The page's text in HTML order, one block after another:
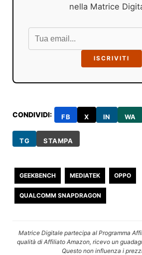
nella Matrice
ISCRIVITI
CONDIVIDI: FB X IN WA
TG STAMPA
GEEKBENCH MEDIATEK OPPO
QUALCOMM SNAPDRAGON
Matrice Digitale partecipa al Programma
qualità di Affiliato Amazon, ricevo un
Questo non influenza i